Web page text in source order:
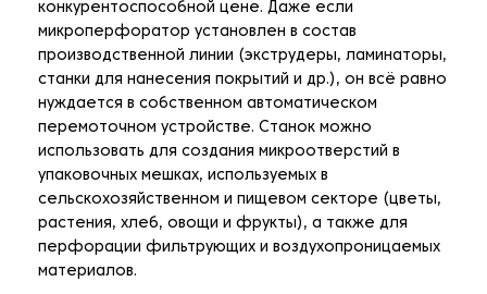
конкурентоспособной цене. Даже если
микроперфоратор установлен в состав
производственной линии (экструдеры, ламинаторы,
станки для нанесения покрытий и др.), он всё равно
нуждается в собственном автоматическом
перемоточном устройстве. Станок можно
использовать для создания микроотверстий в
упаковочных мешках, используемых в
сельскохозяйственном и пищевом секторе (цветы,
растения, хлеб, овощи и фрукты), а также для
перфорации фильтрующих и воздухопроницаемых
материалов.